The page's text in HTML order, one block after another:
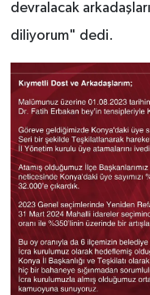
devralacak
diliyorum" dedi.